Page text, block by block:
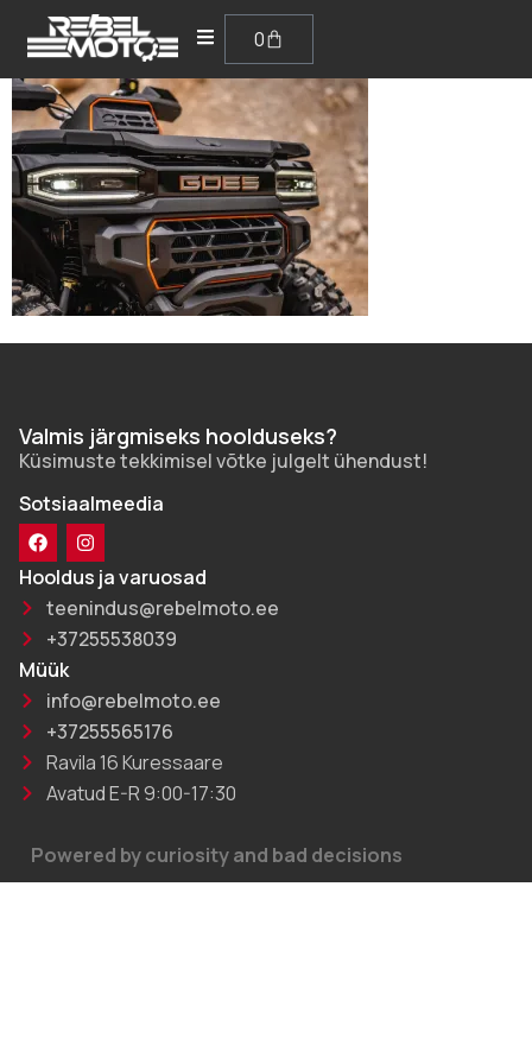
0
Valmis järgmiseks hoolduseks?
Küsimuste tekkimisel võtke julgelt ühendust!
Sotsiaalmeedia
Hooldus ja varuosad
teenindus@rebelmoto.ee
+37255538039
Müük
info@rebelmoto.ee
+37255565176
Ravila 16 Kuressaare
Avatud E-R 9:00-17:30
Powered by curiosity and bad decisions